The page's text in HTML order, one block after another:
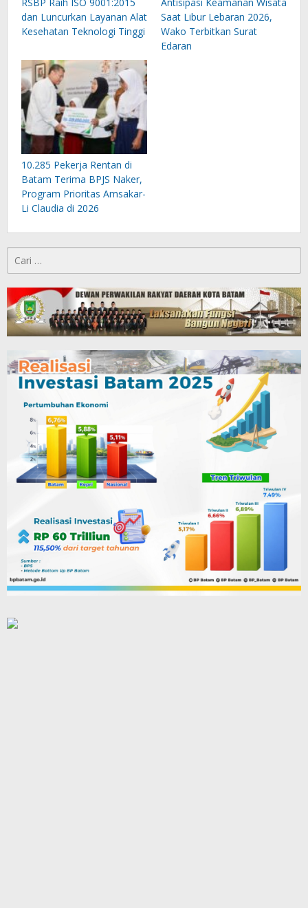
dan Luncurkan Layanan Alat
Kesehatan Teknologi Tinggi
Saat Libur Lebaran 2026,
Wako Terbitkan Surat
Edaran
10.285 Pekerja Rentan di
Batam Terima BPJS Naker,
Program Prioritas Amsakar-
Li Claudia di 2026
untuk: